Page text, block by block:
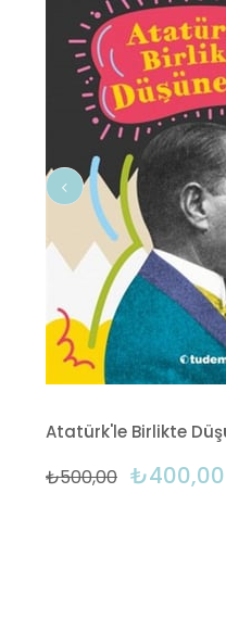
Atatürk'le Birlikte
₺400,00
₺500,00